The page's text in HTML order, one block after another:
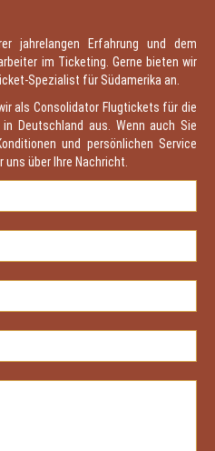
jahrelangen Erfahrung und dem
im Ticketing. Gerne bieten wir
Spezialist für Südamerika an.
als Consolidator Flugtickets für die
Deutschland aus. Wenn auch Sie
und persönlichen Service
über Ihre Nachricht.